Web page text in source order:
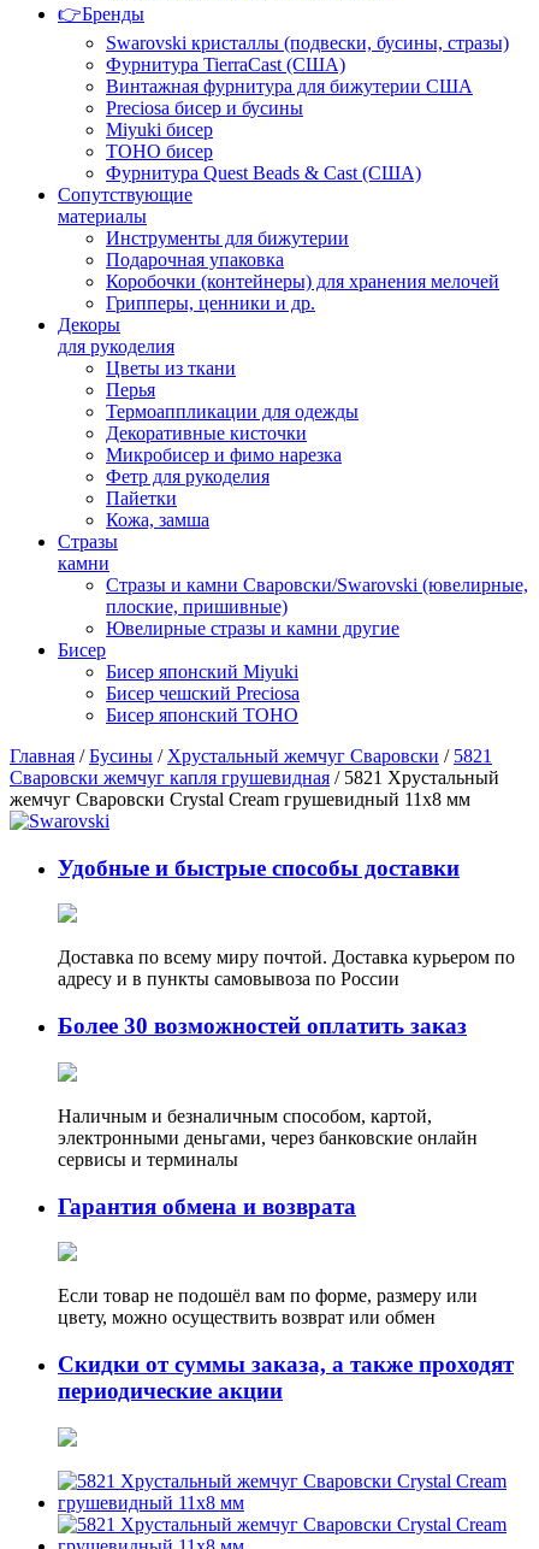
👉Бренды
Swarovski кристаллы (подвески, бусины, стразы)
Фурнитура TierraCast (США)
Винтажная фурнитура для бижутерии США
Preciosa бисер и бусины
Miyuki бисер
TOHO бисер
Фурнитура Quest Beads & Cast (США)
Сопутствующие
материалы
Инструменты для бижутерии
Подарочная упаковка
Коробочки (контейнеры) для хранения мелочей
Грипперы, ценники и др.
Декоры
для рукоделия
Цветы из ткани
Перья
Термоаппликации для одежды
Декоративные кисточки
Микробисер и фимо нарезка
Фетр для рукоделия
Пайетки
Кожа, замша
Стразы
камни
Стразы и камни Сваровски/Swarovski (ювелирные,
плоские, пришивные)
Ювелирные стразы и камни другие
Бисер
Бисер японский Miyuki
Бисер чешский Preciosa
Бисер японский TOHO
Главная /Бусины / Хрустальный жемчуг Сваровски / 5821
Сваровски жемчуг капля грушевидная / 5821 Хрустальный
жемчуг Сваровски Crystal Cream грушевидный 11х8 мм
Удобные и быстрые способы доставки
Доставка по всему миру почтой. Доставка курьером по
адресу и в пункты самовывоза по России
Более 30 возможностей оплатить заказ
Наличным и безналичным способом, картой,
электронными деньгами, через банковские онлайн
сервисы и терминалы
Гарантия обмена и возврата
Если товар не подошёл вам по форме, размеру или
цвету, можно осуществить возврат или обмен
Скидки от суммы заказа, а также проходят
периодические акции